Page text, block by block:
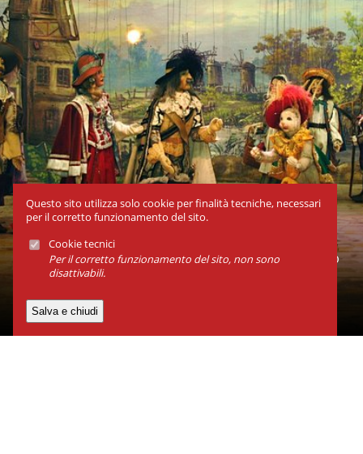
Atelier Carlo Colla & Figli, MILANO, dal 23 gen al 28 feb
Il gatto con gli stivali
Questo sito utilizza solo cookie per finalità tecniche, necessari
per il corretto funzionamento del sito.
Cookie tecnici
Per il corretto funzionamento del sito, non sono
disattivabili.